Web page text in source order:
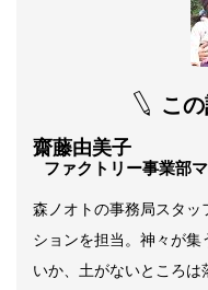
こ
齋藤由美子
ファクトリー事業部
森ノオトの事務局スタッ
ションを担当。神々が
いか、土がないところ